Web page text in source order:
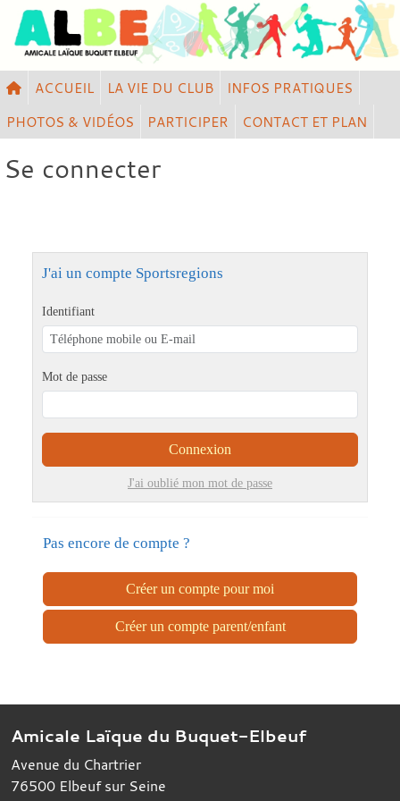
ACCUEIL LA VIE DU CLUB
INFOS PRATIQUES
PHOTOS & VIDÉOS
PARTICIPER CONTACT ET PLAN
Se connecter
J'ai un compte Sportsregions
Identifiant
Mot de passe
Connexion
J'ai oublié mon mot de passe
Pas encore de compte ?
Créer un compte pour moi
Créer un compte parent/enfant
Amicale Laïque du Buquet-Elbeuf
Avenue du Chartrier
76500 Elbeuf sur Seine
Panneau de gestion des cookies